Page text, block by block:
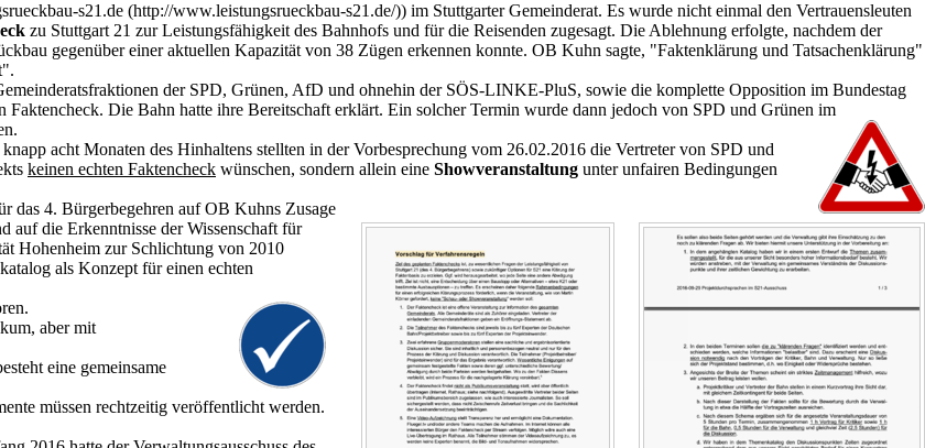
s21.de
) im Stuttgarter Gemeinderat. Es wurde nicht einmal den Vertrauensleuten
zu Stuttgart 21 zur Leistungsfähigkeit des Bahnhofs und für die Reisenden zugesagt. Die Ablehnung erfolgte, nachdem der
gegenüber einer aktuellen Kapazität von 38 Zügen erkennen konnte. OB Kuhn sagte, "Faktenklärung und Tatsachenklärung"
der SPD, Grünen, AfD und ohnehin der SÖS-LINKE-PluS, sowie die komplette Opposition im Bundestag
Die Bahn hatte ihre Bereitschaft erklärt. Ein solcher Termin wurde dann jedoch von SPD und Grünen im
acht Monaten des Hinhaltens stellten in der Vorbesprechung vom 26.02.2016 die Vertreter von SPD und
keinen echten Faktencheck wünschen, sondern allein eine Showveranstaltung unter unfairen Bedingungen
das 4. Bürgerbegehren auf OB Kuhns Zusage
auf die Erkenntnisse der Wissenschaft für
Hohenheim zur Schlichtung von 2010
als Konzept für einen echten
aber mit
eine gemeinsame
müssen rechtzeitig veröffentlicht werden.